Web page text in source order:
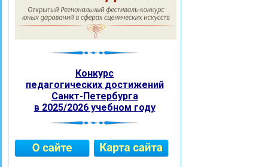
Конкурс
педагогических достижений
Санкт-Петербурга
в 2025/2026 учебном году